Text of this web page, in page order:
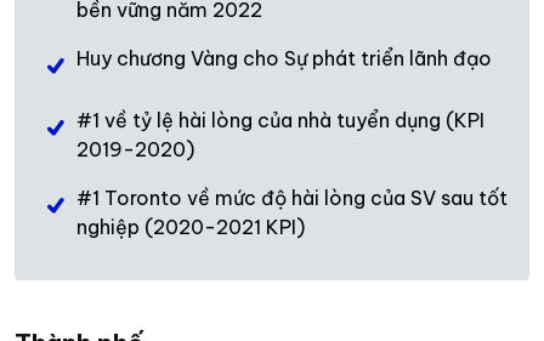
bền vững năm 2022
Huy chương Vàng cho Sự phát triển lãnh đạo
#1 về tỷ lệ hài lòng của nhà tuyển dụng (KPI
2019-2020)
#1 Toronto về mức độ hài lòng của SV sau tốt
nghiệp (2020-2021 KPI)